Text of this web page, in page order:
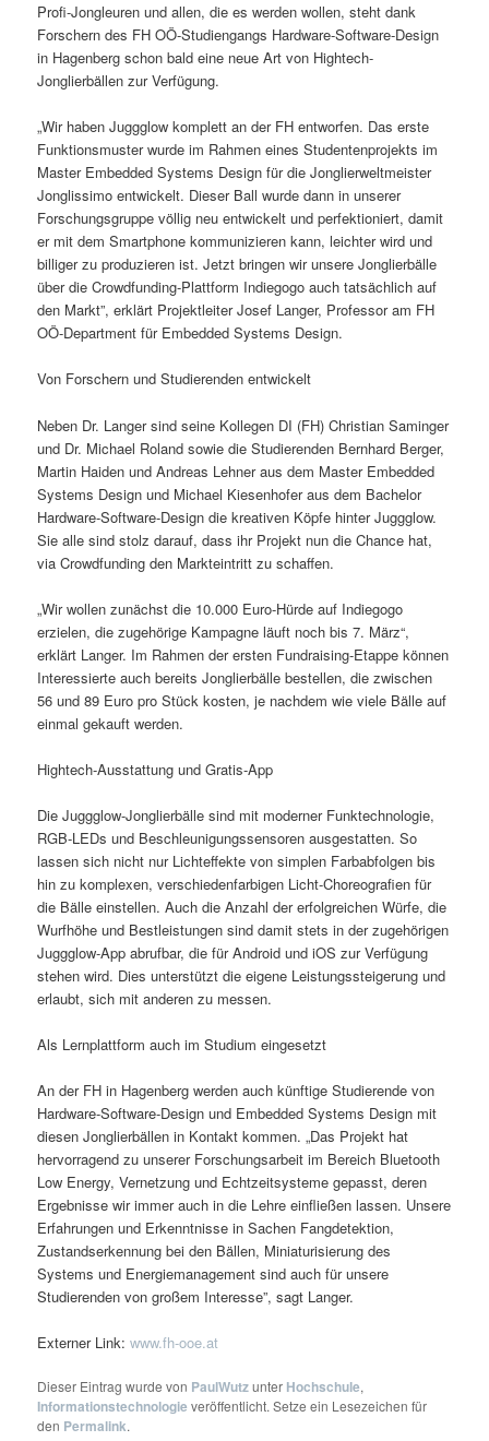
Profi-Jongleuren und allen, die es werden wollen, steht dank
Forschern des FH OÖ-Studiengangs Hardware-Software-Design
in Hagenberg schon bald eine neue Art von Hightech-
Jonglierbällen zur Verfügung.
„Wir haben Juggglow komplett an der FH entworfen. Das erste
Funktionsmuster wurde im Rahmen eines Studentenprojekts im
Master Embedded Systems Design für die Jonglierweltmeister
Jonglissimo entwickelt. Dieser Ball wurde dann in unserer
Forschungsgruppe völlig neu entwickelt und perfektioniert, damit
er mit dem Smartphone kommunizieren kann, leichter wird und
billiger zu produzieren ist. Jetzt bringen wir unsere Jonglierbälle
über die Crowdfunding-Plattform Indiegogo auch tatsächlich auf
den Markt”, erklärt Projektleiter Josef Langer, Professor am FH
OÖ-Department für Embedded Systems Design.
Von Forschern und Studierenden entwickelt
Neben Dr. Langer sind seine Kollegen DI (FH) Christian Saminger
und Dr. Michael Roland sowie die Studierenden Bernhard Berger,
Martin Haiden und Andreas Lehner aus dem Master Embedded
Systems Design und Michael Kiesenhofer aus dem Bachelor
Hardware-Software-Design die kreativen Köpfe hinter Juggglow.
Sie alle sind stolz darauf, dass ihr Projekt nun die Chance hat,
via Crowdfunding den Markteintritt zu schaffen.
„Wir wollen zunächst die 10.000 Euro-Hürde auf Indiegogo
erzielen, die zugehörige Kampagne läuft noch bis 7. März“,
erklärt Langer. Im Rahmen der ersten Fundraising-Etappe können
Interessierte auch bereits Jonglierbälle bestellen, die zwischen
56 und 89 Euro pro Stück kosten, je nachdem wie viele Bälle auf
einmal gekauft werden.
Hightech-Ausstattung und Gratis-App
Die Juggglow-Jonglierbälle sind mit moderner Funktechnologie,
RGB-LEDs und Beschleunigungssensoren ausgestatten. So
lassen sich nicht nur Lichteffekte von simplen Farbabfolgen bis
hin zu komplexen, verschiedenfarbigen Licht-Choreografien für
die Bälle einstellen. Auch die Anzahl der erfolgreichen Würfe, die
Wurfhöhe und Bestleistungen sind damit stets in der zugehörigen
Juggglow-App abrufbar, die für Android und iOS zur Verfügung
stehen wird. Dies unterstützt die eigene Leistungssteigerung und
erlaubt, sich mit anderen zu messen.
Als Lernplattform auch im Studium eingesetzt
An der FH in Hagenberg werden auch künftige Studierende von
Hardware-Software-Design und Embedded Systems Design mit
diesen Jonglierbällen in Kontakt kommen. „Das Projekt hat
hervorragend zu unserer Forschungsarbeit im Bereich Bluetooth
Low Energy, Vernetzung und Echtzeitsysteme gepasst, deren
Ergebnisse wir immer auch in die Lehre einfließen lassen. Unsere
Erfahrungen und Erkenntnisse in Sachen Fangdetektion,
Zustandserkennung bei den Bällen, Miniaturisierung des
Systems und Energiemanagement sind auch für unsere
Studierenden von großem Interesse”, sagt Langer.
Externer Link:www.fh-ooe.at
Dieser Eintrag wurde von PaulWutzunter Hochschule,
Informationstechnologie veröffentlicht. Setze ein Lesezeichen für
den Permalink.